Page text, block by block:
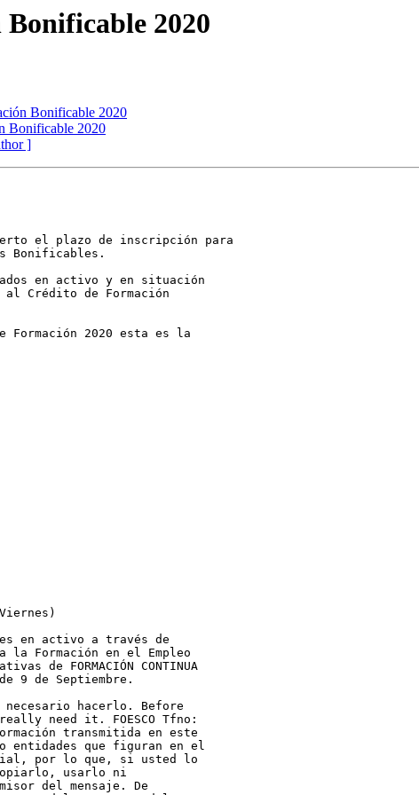
2020
Bonificable 2020
Bonificable 2020
]
el plazo de inscripción para
Bonificables.
en activo y en situación
Crédito de Formación
Formación 2020 esta es la
en activo a través de
Formación en el Empleo
de FORMACIÓN CONTINUA
9 de Septiembre.
hacerlo. Before
need it. FOESCO Tfno:
transmitida en este
entidades que figuran en el
por lo que, si usted lo
usarlo ni
del mensaje. De